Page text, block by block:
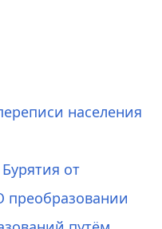
населения
от
преобразовании